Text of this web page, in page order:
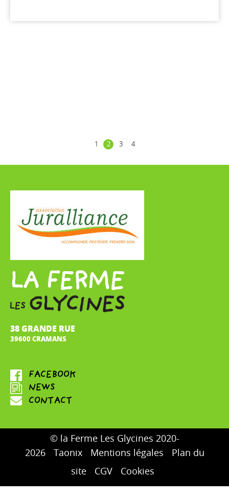
1 2 3 4
38 GRANDE RUE
39600 CRAMANS
© la Ferme Les Glycines 2020-
2026
Taonix Mentions légales
Plan du
site
CGV Cookies